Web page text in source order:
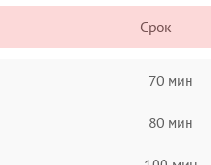
Срок
70 мин
80 мин